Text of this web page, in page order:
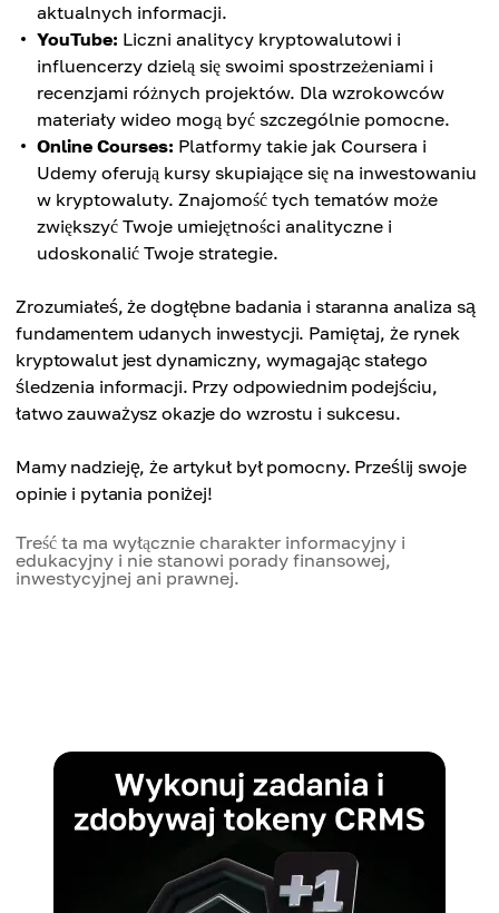
aktualnych informacji.
YouTube: Liczni analitycy kryptowalutowi i
influencerzy dzielą się swoimi spostrzeżeniami i
recenzjami różnych projektów. Dla wzrokowców
materiały wideo mogą być szczególnie pomocne.
Online Courses: Platformy takie jak Coursera i
Udemy oferują kursy skupiające się na inwestowaniu
w kryptowaluty. Znajomość tych tematów może
zwiększyć Twoje umiejętności analityczne i
udoskonalić Twoje strategie.
Zrozumiałeś, że dogłębne badania i staranna analiza są
fundamentem udanych inwestycji. Pamiętaj, że rynek
kryptowalut jest dynamiczny, wymagając stałego
śledzenia informacji. Przy odpowiednim podejściu,
łatwo zauważysz okazje do wzrostu i sukcesu.
Mamy nadzieję, że artykuł był pomocny. Prześlij swoje
opinie i pytania poniżej!
Treść ta ma wyłącznie charakter informacyjny i
edukacyjny i nie stanowi porady finansowej,
inwestycyjnej ani prawnej.